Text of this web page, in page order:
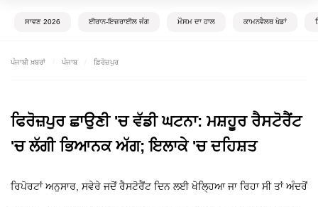
ਸਾਵਣ 2026 ਈਰਾਨ-ਇਜ਼ਰਾਈਲ ਜੰਗ ਮੌਸਮ ਦਾ ਹਾਲ ਕਾਮਨਵੈਲਥ ਖੇਡਾਂ
ਪੰਜਾਬੀ ਖ਼ਬਰਾਂ ਪੰਜਾਬ ਫ਼ਿਰੋਜ਼ਪੁਰ
ਫਿਰੋਜ਼ਪੁਰ ਛਾਉਣੀ 'ਚ ਵੱਡੀ ਘਟਨਾ: ਮਸ਼ਹੂਰ ਰੈਸਟੋਰੈਂਟ
'ਚ ਲੱਗੀ ਭਿਆਨਕ ਅੱਗ; ਇਲਾਕੇ 'ਚ ਦਹਿਸ਼ਤ
ਰਿਪੋਰਟਾਂ ਅਨੁਸਾਰ, ਸਵੇਰੇ ਜਦੋਂ ਰੈਸਟੋਰੈਂਟ ਦਿਨ ਲਈ ਖੋਲ੍ਹਿਆ ਜਾ ਰਿਹਾ ਸੀ ਤਾਂ ਅੰਦਰੋਂ